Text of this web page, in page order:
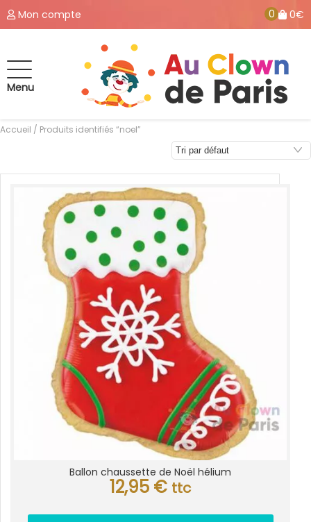
Mon compte 0 0€
Menu
Accueil / Produits identifiés “noel”
Ballon chaussette de Noël hélium
12,95 € ttc